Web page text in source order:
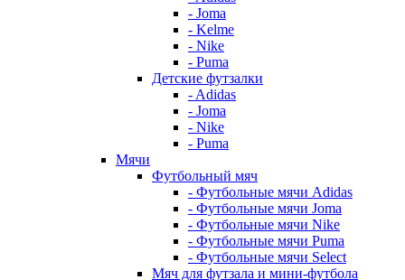
- Joma
- Kelme
- Nike
- Puma
Детские футзалки
- Adidas
- Joma
- Nike
- Puma
Мячи
Футбольный мяч
- Футбольные мячи Adidas
- Футбольные мячи Joma
- Футбольные мячи Nike
- Футбольные мячи Puma
- Футбольные мячи Select
Мяч для футзала и мини-футбола